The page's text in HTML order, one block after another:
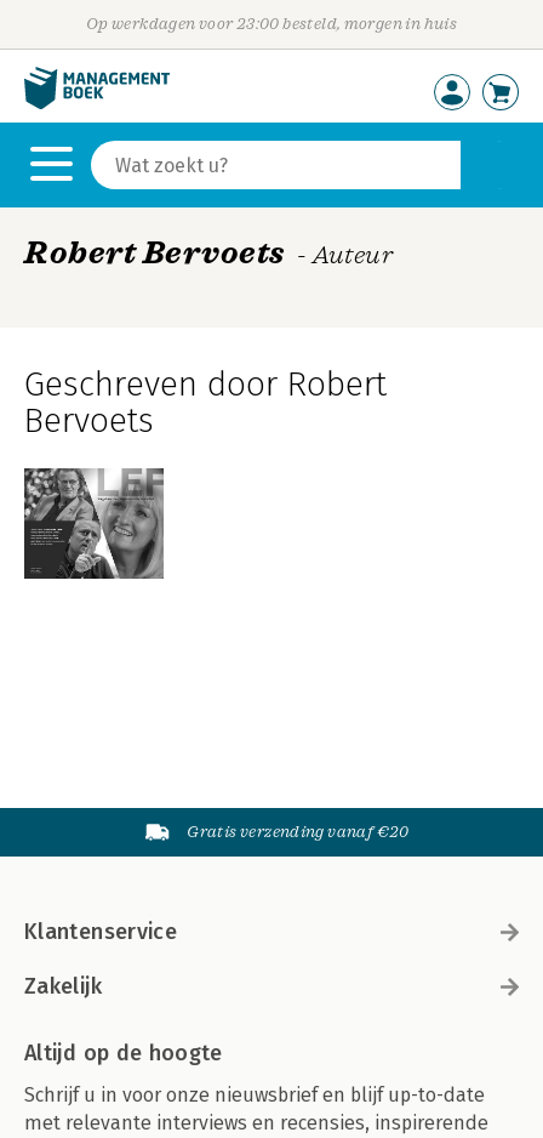
Op werkdagen voor 23:00 besteld, morgen in huis
Robert Bervoets - Auteur
Geschreven door Robert
Bervoets
Gratis verzending vanaf €20
Klantenservice
Zakelijk
Altijd op de hoogte
Schrijf u in voor onze nieuwsbrief en blijf up-to-date
met relevante interviews en recensies, inspirerende